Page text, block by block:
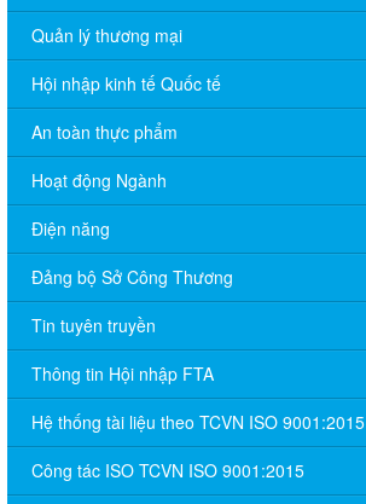
Quản lý thương mại
Hội nhập kinh tế Quốc tế
An toàn thực phẩm
Hoạt động Ngành
Điện năng
Đảng bộ Sở Công Thương
Tin tuyên truyền
Thông tin Hội nhập FTA
Hệ thống tài liệu theo TCVN ISO 9001:2015
Công tác ISO TCVN ISO 9001:2015